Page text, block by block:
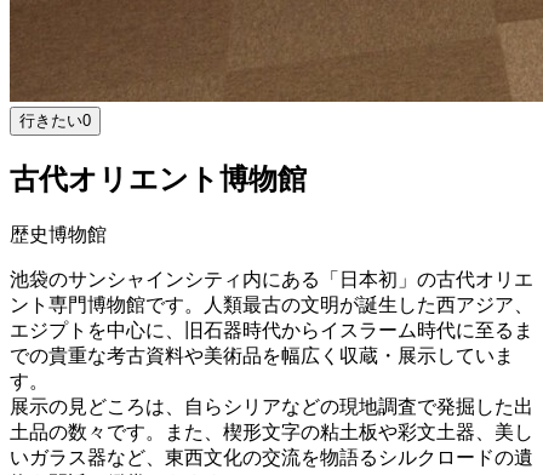
行きたい0
古代オリエント博物館
歴史博物館
池袋のサンシャインシティ内にある「日本初」の古代オリエ
ント専門博物館です。人類最古の文明が誕生した西アジア、
エジプトを中心に、旧石器時代からイスラーム時代に至るま
での貴重な考古資料や美術品を幅広く収蔵・展示していま
す。
展示の見どころは、自らシリアなどの現地調査で発掘した出
土品の数々です。また、楔形文字の粘土板や彩文土器、美し
いガラス器など、東西文化の交流を物語るシルクロードの遺